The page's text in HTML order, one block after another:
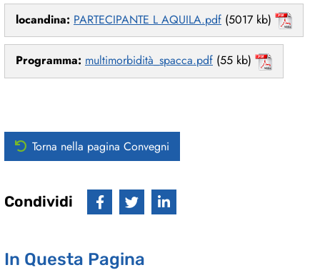
locandina: PARTECIPANTE L AQUILA.pdf (5017 kb)
Programma: multimorbidità_spacca.pdf (55 kb)
Torna nella pagina Convegni
Condividi
In Questa Pagina